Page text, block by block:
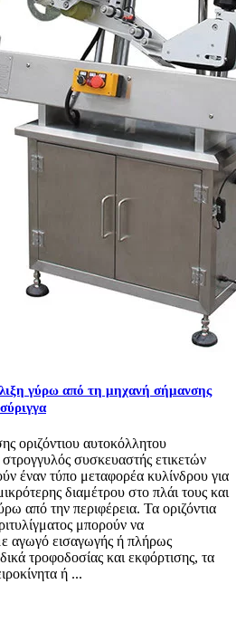
γύρω από τη μηχανή σήμανσης
οριζόντιου αυτοκόλλητου
συσκευαστής ετικετών
έναν τύπο μεταφορέα κυλίνδρου για
διαμέτρου στο πλάι τους και
από την περιφέρεια. Τα οριζόντια
μπορούν να
αγωγό εισαγωγής ή πλήρως
τροφοδοσίας και εκφόρτισης, τα
ή ...